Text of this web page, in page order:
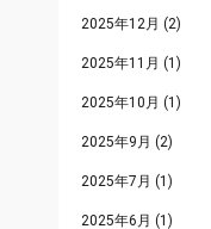
2025年12月 (2)
2025年11月 (1)
2025年10月 (1)
2025年9月 (2)
2025年7月 (1)
2025年6月 (1)